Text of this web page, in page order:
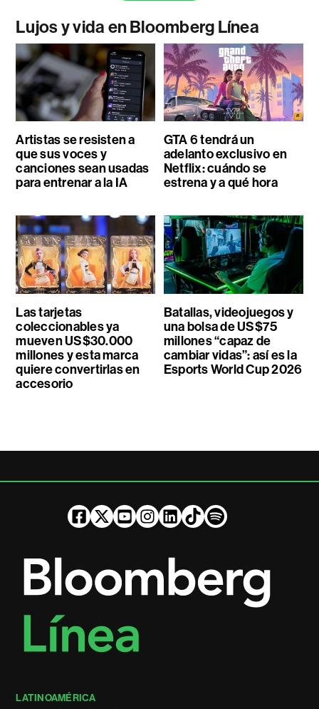
Lujos y vida en Bloomberg Línea
Artistas se resisten a
que sus voces y
canciones sean usadas
para entrenar a la IA
GTA 6 tendrá un
adelanto exclusivo en
Netflix: cuándo se
estrena y a qué hora
Las tarjetas
coleccionables ya
mueven US$30.000
millones y esta marca
quiere convertirlas en
accesorio
Batallas, videojuegos y
una bolsa de US$75
millones “capaz de
cambiar vidas”: así es la
Esports World Cup 2026
LATINOAMÉRICA